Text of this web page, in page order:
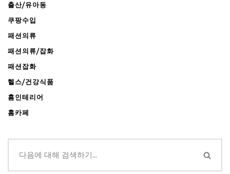
출산/유아동
쿠팡수입
패션의류
패션의류/잡화
패션잡화
헬스/건강식품
홈인테리어
홈카페